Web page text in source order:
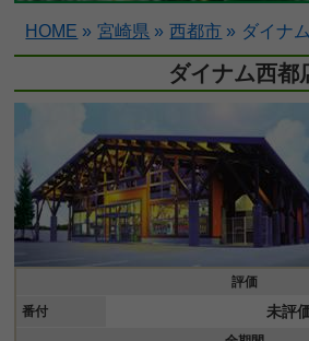
HOME » 宮崎県 » 西都市 » ダイナ
ダイナム西都
評価
番付
未評